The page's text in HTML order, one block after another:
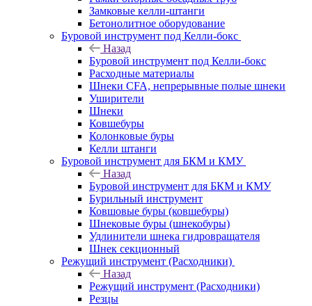
Замковые келли-штанги
Бетонолитное оборудование
Буровой инструмент под Келли-бокс
Назад
Буровой инструмент под Келли-бокс
Расходные материалы
Шнеки CFA, непрерывные полые шнеки
Уширители
Шнеки
Ковшебуры
Колонковые буры
Келли штанги
Буровой инструмент для БКМ и КМУ
Назад
Буровой инструмент для БКМ и КМУ
Бурильный инструмент
Ковшовые буры (ковшебуры)
Шнековые буры (шнекобуры)
Удлинители шнека гидровращателя
Шнек секционный
Режущий инструмент (Расходники)
Назад
Режущий инструмент (Расходники)
Резцы